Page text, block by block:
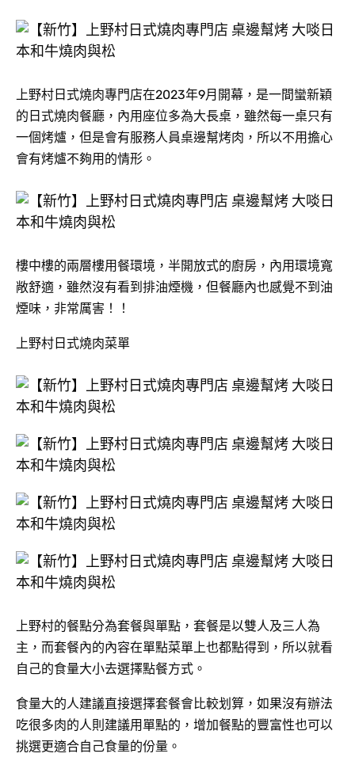
上野村日式燒肉專門店在2023年9月開幕，是一間蠻新穎
的日式燒肉餐廳，內用座位多為大長桌，雖然每一桌只有
一個烤爐，但是會有服務人員桌邊幫烤肉，所以不用擔心
會有烤爐不夠用的情形。
樓中樓的兩層樓用餐環境，半開放式的廚房，內用環境寬
敞舒適，雖然沒有看到排油煙機，但餐廳內也感覺不到油
煙味，非常厲害！！
上野村日式燒肉菜單
上野村的餐點分為套餐與單點，套餐是以雙人及三人為
主，而套餐內的內容在單點菜單上也都點得到，所以就看
自己的食量大小去選擇點餐方式。
食量大的人建議直接選擇套餐會比較划算，如果沒有辦法
吃很多肉的人則建議用單點的，增加餐點的豐富性也可以
挑選更適合自己食量的份量。